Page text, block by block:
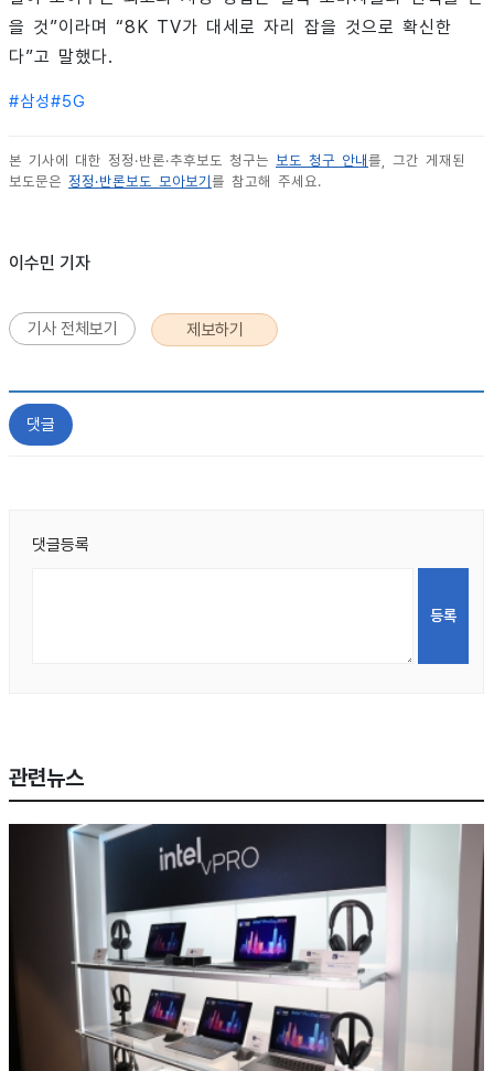
을 것”이라며 “8K TV가 대세로 자리 잡을 것으로 확신한
다”고 말했다.
#삼성#5G
본 기사에 대한 정정·반론·추후보도 청구는 보도 청구 안내 를, 그간 게재된
보도문은 정정·반론보도 모아보기 를 참고해 주세요.
이수민 기자
기사 전체보기 제보하기
댓글
댓글등록
관련뉴스